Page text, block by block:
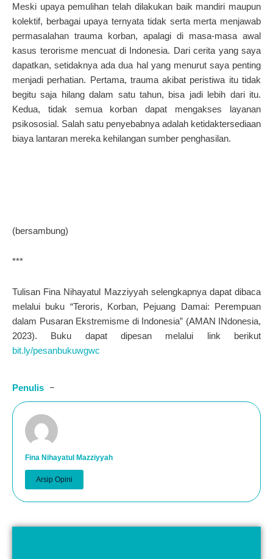
Meski upaya pemulihan telah dilakukan baik mandiri maupun
kolektif, berbagai upaya ternyata tidak serta merta menjawab
permasalahan trauma korban, apalagi di masa-masa awal
kasus terorisme mencuat di Indonesia. Dari cerita yang saya
dapatkan, setidaknya ada dua hal yang menurut saya penting
menjadi perhatian. Pertama, trauma akibat peristiwa itu tidak
begitu saja hilang dalam satu tahun, bisa jadi lebih dari itu.
Kedua, tidak semua korban dapat mengakses layanan
psikososial. Salah satu penyebabnya adalah ketidaktersediaan
biaya lantaran mereka kehilangan sumber penghasilan.
(bersambung)
***
Tulisan Fina Nihayatul Mazziyyahselengkapnya dapat dibaca
melalui buku “Teroris, Korban, Pejuang Damai: Perempuan
dalam Pusaran Ekstremisme di Indonesia” (AMAN INdonesia,
2023). Buku dapat dipesan melalui link berikut
bit.ly/pesanbukuwgwc
Penulis
Fina Nihayatul Mazziyyah
Arsip Opini